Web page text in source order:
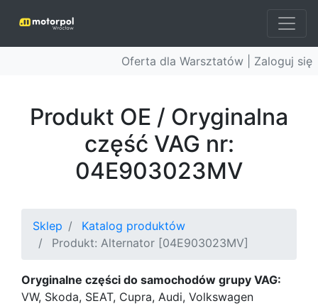
Oferta dla Warsztatów | Zaloguj się
Produkt OE / Oryginalna
część VAG nr:
04E903023MV
Sklep
Katalog produktów
Produkt: Alternator [04E903023MV]
Oryginalne części do samochodów grupy VAG:
VW, Skoda, SEAT, Cupra, Audi, Volkswagen